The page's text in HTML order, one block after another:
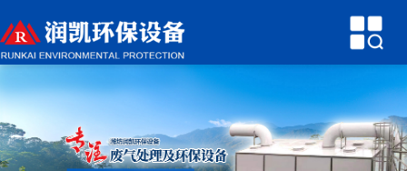
关于润凯
产品中心
新闻中心